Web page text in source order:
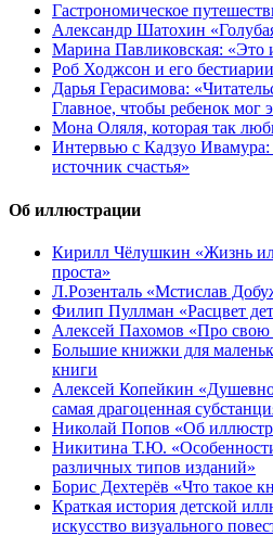
Гастрономическое
Александр Шатохин
Марина Павликовская: «Это
Роб Ходжсон и его бестиарии
Дарья Герасимова:
Главное, чтобы ребенок мог
Мона Оляля, которая так
Интервью с Кадзуо
источник счастья»
Об иллюстрации
Кирилл Чёлушкин «Жизнь
проста»
Л.Розенталь «Мстислав
Филип Пуллман «Расцвет
Алексей Пахомов «Про свою
Большие книжки для
книги
Алексей Копейкин
самая драгоценная
Николай Попов «Об
Никитина Т.Ю.
различных типов изданий»
Борис Дехтерёв «Что такое
Краткая история детской
искусство визуального